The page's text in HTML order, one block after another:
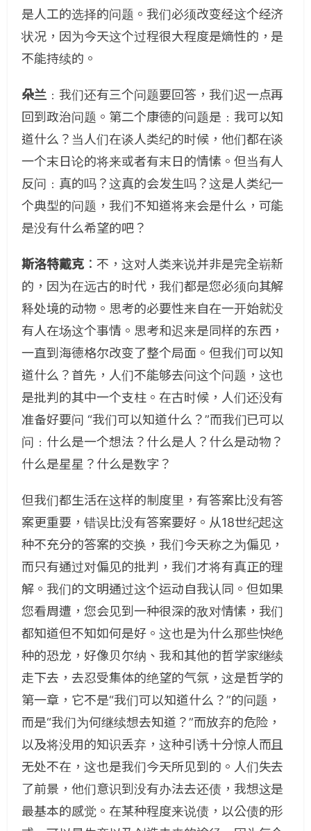
是人工的选择的问题。我们必须改变经这个经济
状况，因为今天这个过程很大程度是熵性的，是
不能持续的。
朵兰 ﹕我们还有三个问题要回答，我们迟一点再
回到政治问题。第二个康德的问题是﹕我可以知
道什么？当人们在谈人类纪的时候，他们都在谈
一个末日论的将来或者有末日的情愫。但当有人
反问﹕真的吗？这真的会发生吗？这是人类纪一
个典型的问题，我们不知道将来会是什么，可能
是没有什么希望的吧？
斯洛特戴克 ：不，这对人类来说并非是完全崭新
的，因为在远古的时代，我们都是您必须向其解
释处境的动物。思考的必要性来自在一开始就没
有人在场这个事情。思考和迟来是同样的东西，
一直到海德格尔改变了整个局面。但我们可以知
道什么？首先，人们不能够去问这个问题，这也
是批判的其中一个支柱。在古时候，人们还没有
准备好要问 “我们可以知道什么？”而我们已可以
问﹕什么是一个想法？什么是人？什么是动物？
什么是星星？什么是数字？
但我们都生活在这样的制度里，有答案比没有答
案更重要，错误比没有答案要好。从18世纪起这
种不充分的答案的交换，我们今天称之为偏见，
而只有通过对偏见的批判，我们才将有真正的理
解。我们的文明通过这个运动自我认同。但如果
您看周遭，您会见到一种很深的敌对情愫，我们
都知道但不知如何是好。这也是为什么那些快绝
种的恐龙，好像贝尔纳、我和其他的哲学家继续
走下去，去忍受集体的绝望的气氛，这是哲学的
第一章，它不是“我们可以知道什么？”的问题，
而是“我们为何继续想去知道？”而放弃的危险，
以及将没用的知识丢弃，这种引诱十分惊人而且
无处不在，这也是我们今天所见到的。人们失去
了前景，他们意识到没有办法去还债，我想这是
最基本的感觉。在某种程度来说债，以公债的形